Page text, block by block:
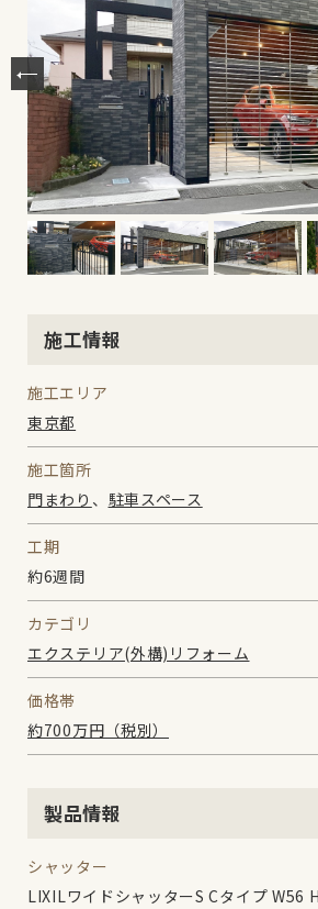
施工情報
施工エリア
東京都
施工箇所
門まわり 、 駐車スペース
工期
約6週間
カテゴリ
エクステリア(外構)リフォーム
価格帯
約700万円（税別）
製品情報
シャッター
LIXILワイドシャッターS Cタイプ W56